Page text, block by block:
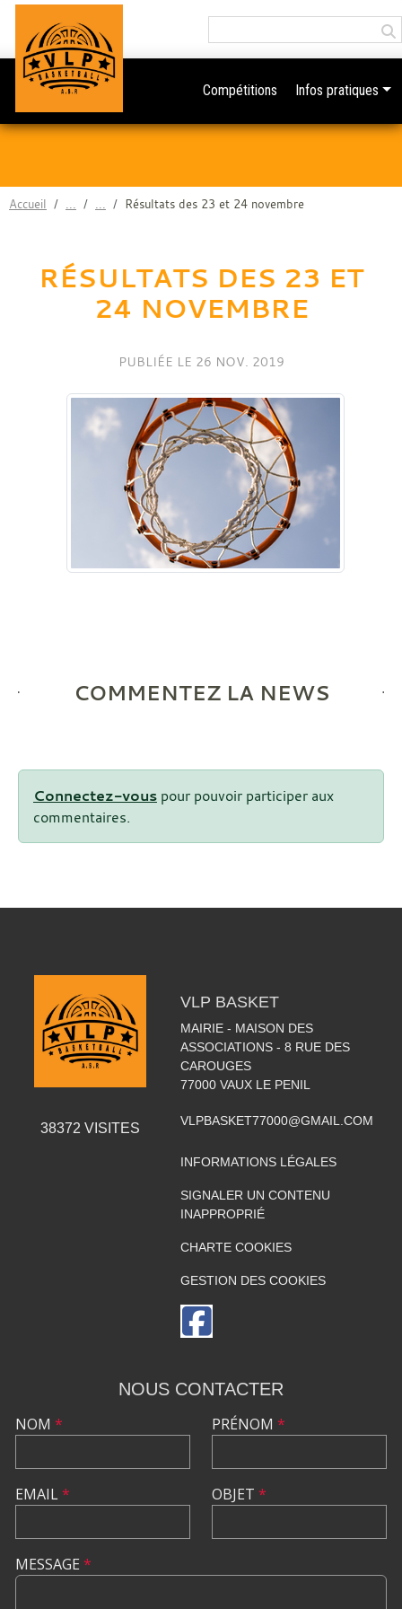
Accueil Résultats des 23 et 24 novembre
RÉSULTATS DES 23 ET
24 NOVEMBRE
PUBLIÉE LE 26 NOV. 2019
COMMENTEZ LA NEWS
Connectez-vous pour pouvoir participer aux
commentaires.
Compétitions Infos pratiques
38372 VISITES
VLP BASKET
MAIRIE - MAISON DES
ASSOCIATIONS - 8 RUE DES
CAROUGES
77000 VAUX LE PENIL
VLPBASKET77000@GMAIL.COM
INFORMATIONS LÉGALES
SIGNALER UN CONTENU
INAPPROPRIÉ
CHARTE COOKIES
GESTION DES COOKIES
NOUS CONTACTER
NOM *
EMAIL*
PRÉNOM *
OBJET *
MESSAGE *
Panneau de gestion des cookies